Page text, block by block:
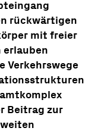
rückwärtigen
mit freier
erlauben
Verkehrswege
Beitrag zur